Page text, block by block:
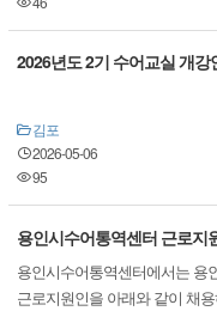
2026년도 2기 수어교실 개강
김포
2026-05-06
95
용인시수어통역센터 근로지
용인시수어통역센터에서는 용
근로지원인을 아래와 같이 채